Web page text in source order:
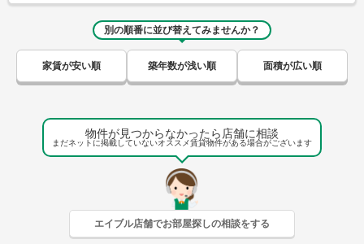
別の順番に並び替えてみませんか？
家賃が安い順 築年数が浅い順 面積が広い順
物件が見つからなかったら店舗に相談
まだネットに掲載していないオススメ賃貸物件がある場合がございます
エイブル店舗でお部屋探しの相談をする